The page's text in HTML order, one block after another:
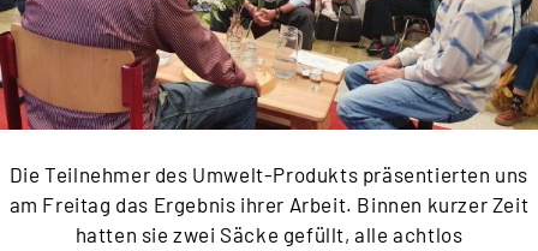
Die Teilnehmer des Umwelt-Produkts präsentierten uns
am Freitag das Ergebnis ihrer Arbeit. Binnen kurzer Zeit
hatten sie zwei Säcke gefüllt, alle achtlos